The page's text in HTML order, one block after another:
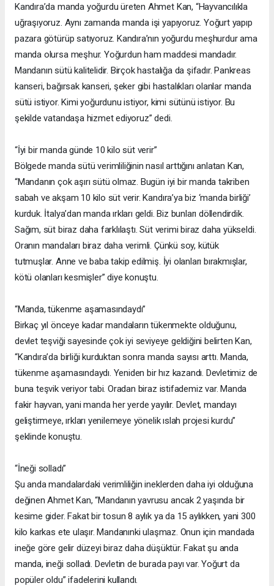
Kandıra’da manda yoğurdu üreten Ahmet Kan, “Hayvancılıkla
uğraşıyoruz. Aynı zamanda manda işi yapıyoruz. Yoğurt yapıp
pazara götürüp satıyoruz. Kandıra’nın yoğurdu meşhurdur ama
manda olursa meşhur. Yoğurdun ham maddesi mandadır.
Mandanın sütü kalitelidir. Birçok hastalığa da şifadır. Pankreas
kanseri, bağırsak kanseri, şeker gibi hastalıkları olanlar manda
sütü istiyor. Kimi yoğurdunu istiyor, kimi sütünü istiyor. Bu
şekilde vatandaşa hizmet ediyoruz” dedi.
“İyi bir manda günde 10 kilo süt verir”
Bölgede manda sütü verimliliğinin nasıl arttığını anlatan Kan,
“Mandanın çok aşırı sütü olmaz. Bugün iyi bir manda takriben
sabah ve akşam 10 kilo süt verir. Kandıra’ya biz ‘manda birliği’
kurduk. İtalya’dan manda ırkları geldi. Biz bunları döllendirdik.
Sağım, süt biraz daha farklılaştı. Süt verimi biraz daha yükseldi.
Oranın mandaları biraz daha verimli. Çünkü soy, kütük
tutmuşlar. Anne ve baba takip edilmiş. İyi olanları bırakmışlar,
kötü olanları kesmişler” diye konuştu.
“Manda, tükenme aşamasındaydı”
Birkaç yıl önceye kadar mandaların tükenmekte olduğunu,
devlet teşviği sayesinde çok iyi seviyeye geldiğini belirten Kan,
“Kandıra’da birliği kurduktan sonra manda sayısı arttı. Manda,
tükenme aşamasındaydı. Yeniden bir hız kazandı. Devletimiz de
buna teşvik veriyor tabi. Oradan biraz istifademiz var. Manda
fakir hayvan, yani manda her yerde yayılır. Devlet, mandayı
geliştirmeye, ırkları yenilemeye yönelik ıslah projesi kurdu”
şeklinde konuştu.
“İneği solladı”
Şu anda mandalardaki verimliliğin ineklerden daha iyi olduğuna
değinen Ahmet Kan, “Mandanın yavrusu ancak 2 yaşında bir
kesime gider. Fakat bir tosun 8 aylık ya da 15 aylıkken, yani 300
kilo karkas ete ulaşır. Mandanınki ulaşmaz. Onun için mandada
ineğe göre gelir düzeyi biraz daha düşüktür. Fakat şu anda
manda, ineği solladı. Devletin de burada payı var. Yoğurt da
popüler oldu” ifadelerini kullandı.